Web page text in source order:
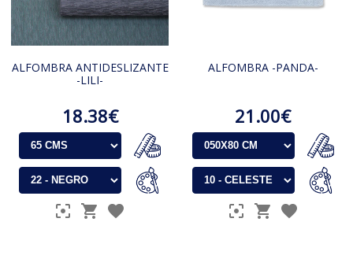
ALFOMBRA ANTIDESLIZANTE
-LILI-
18.38€
ALFOMBRA -PANDA-
21.00€